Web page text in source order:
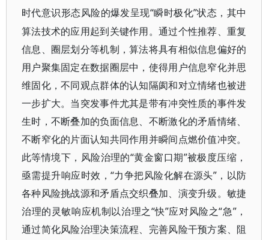
时代意识形态风险的爆发呈现“瞬时极化”状态，其中
算法技术的应用起到关键作用。通过个性推荐、重复
信息、圈层划分等机制，算法将具有相似信息偏好的
用户聚集固定在数据圈层中，使得用户信息窄化并思
维固化，不同观点群体的认知隔阂和对立情绪也被进
一步扩大。当突发事件尤其是带有冲突性质的事件发
生时，不断叠加的负面信息、不断激化的矛盾情绪、
不断窄化的片面认知共同作用并瞬间点燃价值冲突。
此等情境下，风险治理的“黄金窗口期”被极度压缩，
亟需提升响应时效，“力争把风险化解在源头”，以防
各种风险挑战源和矛盾点交织叠加、演变升级。敏捷
治理的灵敏响应机制以治理之“快”应对风险之“急”，
通过简化风险治理决策流程、完善风险干预方案、阻